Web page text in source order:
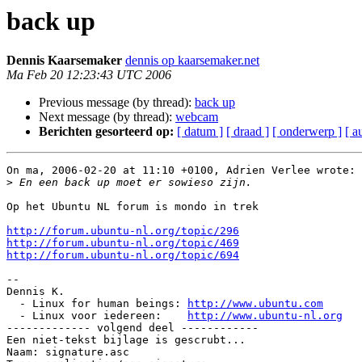
back up
Dennis Kaarsemaker dennis op kaarsemaker.net
Ma Feb 20 12:23:43 UTC 2006
Previous message (by thread): back up
Next message (by thread): webcam
Berichten gesorteerd op: [ datum ] [ draad ] [ onderwerp ] [
On ma, 2006-02-20 at 11:10 +0100, Adrien Verlee wrote:
>
Op het Ubuntu NL forum is mondo in trek
http://forum.ubuntu-nl.org/topic/296
http://forum.ubuntu-nl.org/topic/469
http://forum.ubuntu-nl.org/topic/694
--
Dennis K.
  - Linux for human beings:
http://www.ubuntu.com
  - Linux voor iedereen:
http://www.ubuntu-nl.org
------------- volgend deel ------------
Een niet-tekst bijlage is gescrubt...
Naam: signature.asc